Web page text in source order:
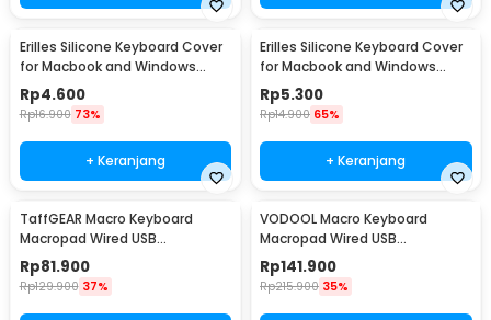
Erilles Silicone Keyboard Cover
for Macbook and Windows
Laptop 13-14 Inch - H5
Rp4.600
Rp16.900 73%
+ Keranjang
Erilles Silicone Keyboard Cover
for Macbook and Windows
Laptop 15-17 Inch - H5
Rp5.300
Rp14.900 65%
+ Keranjang
TaffGEAR Macro Keyboard
Macropad Wired USB
Mechanical Gaming Shortcut -
VD3
Rp81.900
Rp129.900 37%
VODOOL Macro Keyboard
Macropad Wired USB
Mechanical Gaming Shortcut -
VD6R
Rp141.900
Rp215.900 35%